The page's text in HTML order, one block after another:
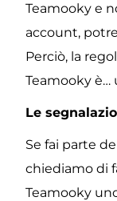
Teamooky e
account,
Perciò, la
Teamooky è…
Le
Se fai parte
chiediamo di
Teamooky